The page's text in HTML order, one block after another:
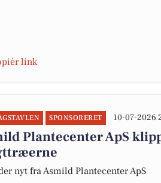
link
SPONSORERET 10-07-2026
Plantecenter ApS
nyt fra Asmild Plantecenter ApS